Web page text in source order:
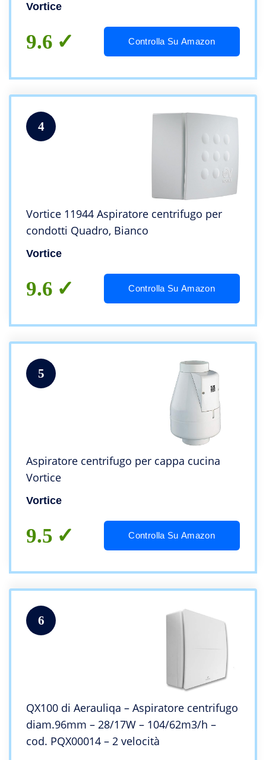
Vortice
9.6 Controlla Su Amazon
4
Vortice 11944 Aspiratore centrifugo per
condotti Quadro, Bianco
Vortice
9.6 Controlla Su Amazon
5
Aspiratore centrifugo per cappa cucina
Vortice
Vortice
9.5 Controlla Su Amazon
6
QX100 di Aerauliqa – Aspiratore centrifugo
diam.96mm – 28/17W – 104/62m3/h –
cod. PQX00014 – 2 velocità